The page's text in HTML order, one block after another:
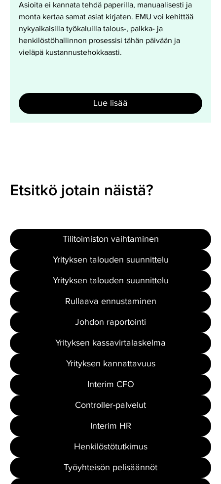
Asioita ei kannata tehdä paperilla, manuaalisesti ja
monta kertaa samat asiat kirjaten. EMU voi kehittää
nykyaikaisilla työkaluilla talous-, palkka- ja
henkilöstöhallinnon prosessisi tähän päivään ja
vieläpä kustannustehokkaasti.
Lue lisää
Etsitkö jotain näistä?
Tilitoimiston vaihtaminen
Yrityksen talouden suunnittelu
Yrityksen talouden suunnittelu
Rullaava ennustaminen
Johdon raportointi
Yrityksen kassavirtalaskelma
Yrityksen kannattavuus
Interim CFO
Controller-palvelut
Interim HR
Henkilöstötutkimus
Työyhteisön pelisäännöt